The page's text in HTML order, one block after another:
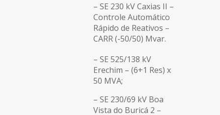
– SE 230 kV Caxias II –
Controle Automático
Rápido de Reativos –
CARR (-50/50) Mvar.
– SE 525/138 kV
Erechim – (6+1 Res) x
50 MVA;
– SE 230/69 kV Boa
Vista do Buricá 2 –